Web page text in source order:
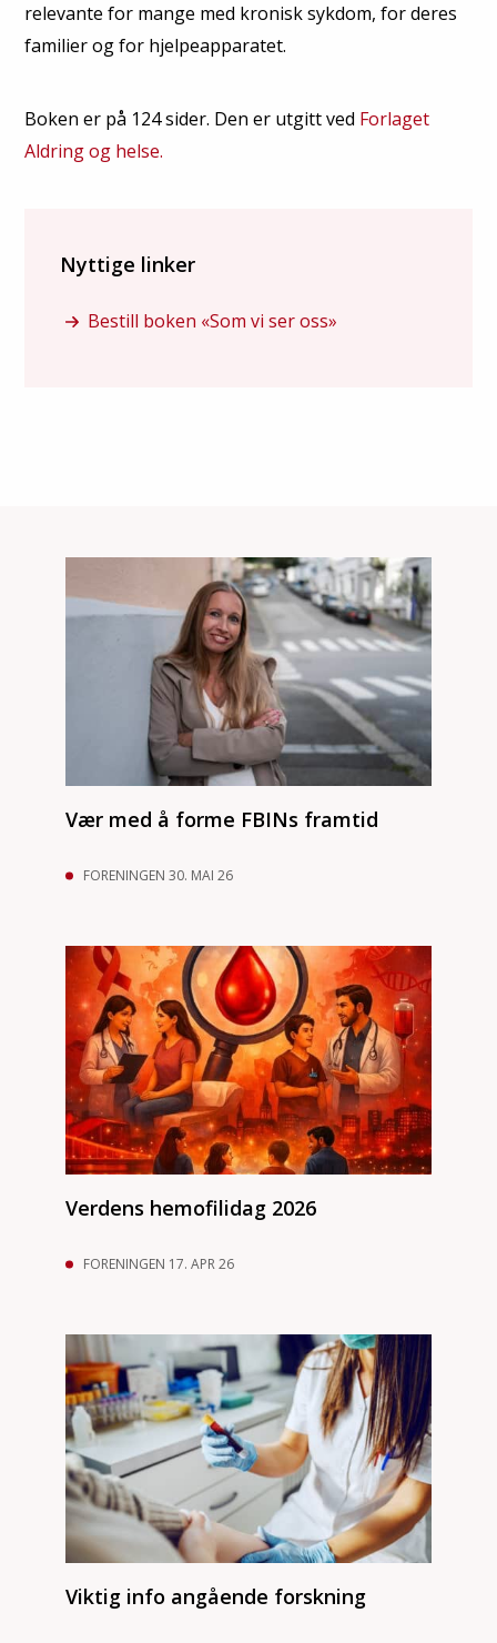
relevante for mange med kronisk sykdom, for deres
familier og for hjelpeapparatet.
Boken er på 124 sider. Den er utgitt ved Forlaget
Aldring og helse.
Nyttige linker
Bestill boken «Som vi ser oss»
Vær med å forme FBINs framtid
FORENINGEN 30. MAI 26
Verdens hemofilidag 2026
FORENINGEN 17. APR 26
Viktig info angående forskning